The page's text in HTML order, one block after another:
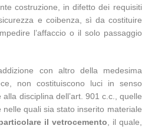
costruzione, in difetto dei requisiti
e coibenza, sì da costituire
l’affaccio o il solo passaggio
con altro della medesima
non costituiscono luci in senso
disciplina dell’art. 901 c.c., quelle
quali sia stato inserito materiale
il vetrocemento, il quale,